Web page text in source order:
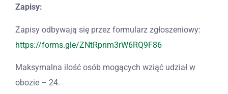
Zapisy:
Zapisy odbywają się przez formularz zgłoszeniowy:
https://forms.gle/ZNtRpnm3rW6RQ9F86
Maksymalna ilość osób mogących wziąć udział w
obozie – 24.